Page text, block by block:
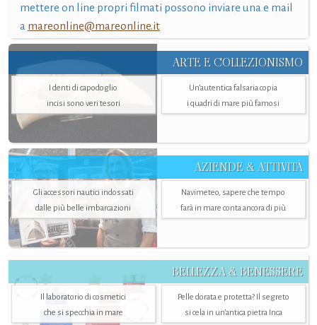
mettere on line propri filmati possono inviare una e mail
a mareonline@mareonline.it
ARTE E COLLEZIONISMO
I denti di capodoglio
incisi sono veri tesori
Un’autentica falsaria copia
i quadri di mare più famosi
AZIENDE & ATTIVITÀ
Gli accessori nautici indossati
dalle più belle imbarcazioni
Navimeteo, sapere che tempo
farà in mare conta ancora di più
BELLEZZA & BENESSERE
Il laboratorio di cosmetici
che si specchia in mare
Pelle dorata e protetta? Il segreto
si cela in un’antica pietra Inca